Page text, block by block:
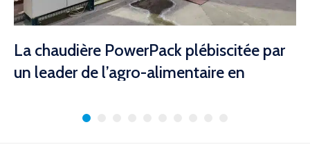
La chaudière PowerPack plébiscitée par
un leader de l’agro-alimentaire en